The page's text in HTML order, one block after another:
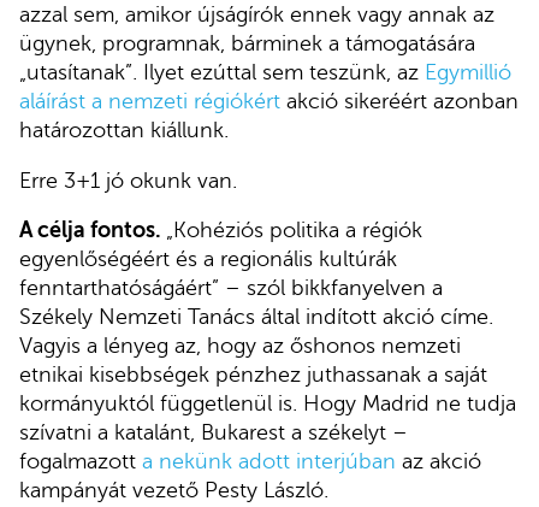
azzal sem, amikor újságírók ennek vagy annak az
ügynek, programnak, bárminek a támogatására
„utasítanak”. Ilyet ezúttal sem teszünk, az Egymillió
aláírást a nemzeti régiókért akció sikeréért azonban
határozottan kiállunk.
Erre 3+1 jó okunk van.
A célja fontos. „Kohéziós politika a régiók
egyenlőségéért és a regionális kultúrák
fenntarthatóságáért” – szól bikkfanyelven a
Székely Nemzeti Tanács által indított akció címe.
Vagyis a lényeg az, hogy az őshonos nemzeti
etnikai kisebbségek pénzhez juthassanak a saját
kormányuktól függetlenül is. Hogy Madrid ne tudja
szívatni a katalánt, Bukarest a székelyt –
fogalmazott a nekünk adott interjúban az akció
kampányát vezető Pesty László.